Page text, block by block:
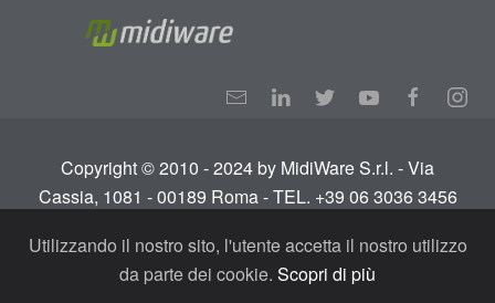
Copyright © 2010 - 2024 by MidiWare S.r.l. - Via
Cassia, 1081 - 00189 Roma - TEL. +39 06 3036 3456
Tutti i diritti riservati.Termini e condizioni-Privacy
Policy - GDPR
Utilizzando il nostro sito, l'utente accetta il nostro utilizzo
da parte dei cookie. Scopri di più